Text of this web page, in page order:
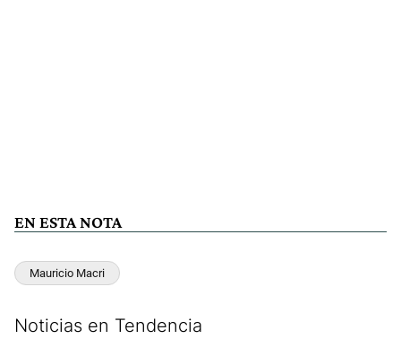
EN ESTA NOTA
Mauricio Macri
Noticias en Tendencia